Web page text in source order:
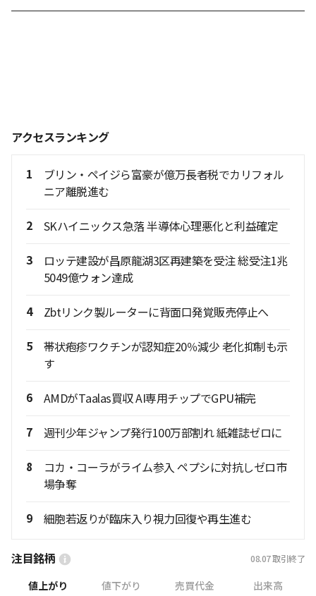
アクセスランキング
1
ブリン・ペイジら富豪が億万長者税でカリフォル
ニア離脱進む
2 SKハイニックス急落 半導体心理悪化と利益確定
3
ロッテ建設が昌原龍湖3区再建築を受注 総受注1兆
5049億ウォン達成
4 Zbtリンク製ルーターに背面口発覚販売停止へ
5
帯状疱疹ワクチンが認知症20％減少 老化抑制も示
す
6 AMDがTaalas買収 AI専用チップでGPU補完
7 週刊少年ジャンプ発行100万部割れ 紙雑誌ゼロに
8
コカ・コーラがライム参入 ペプシに対抗しゼロ市
場争奪
9 細胞若返りが臨床入り視力回復や再生進む
注目銘柄 08.07取引終了
値上がり 値下がり 売買代金 出来高